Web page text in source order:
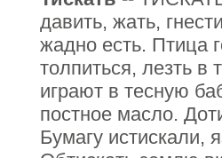
давить, жать,
жадно есть. Птица
толпиться, лезть в
играют в тесную
постное масло.
Бумагу истискали,